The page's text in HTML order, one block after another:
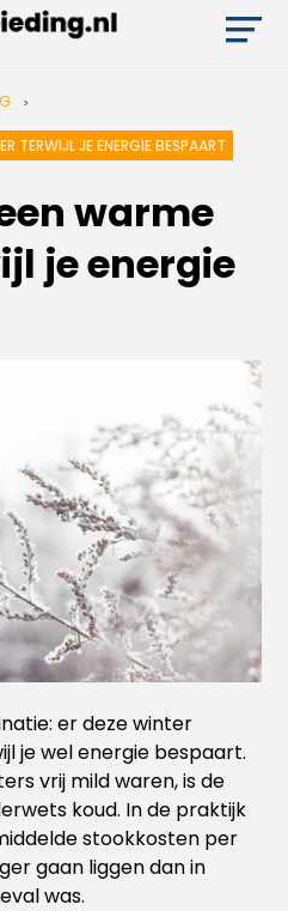
TERWIJL JE ENERGIE BESPAART
warme
je energie
er deze winter
je wel energie bespaart.
vrij mild waren, is de
koud. In de praktijk
stookkosten per
gaan liggen dan in
was.